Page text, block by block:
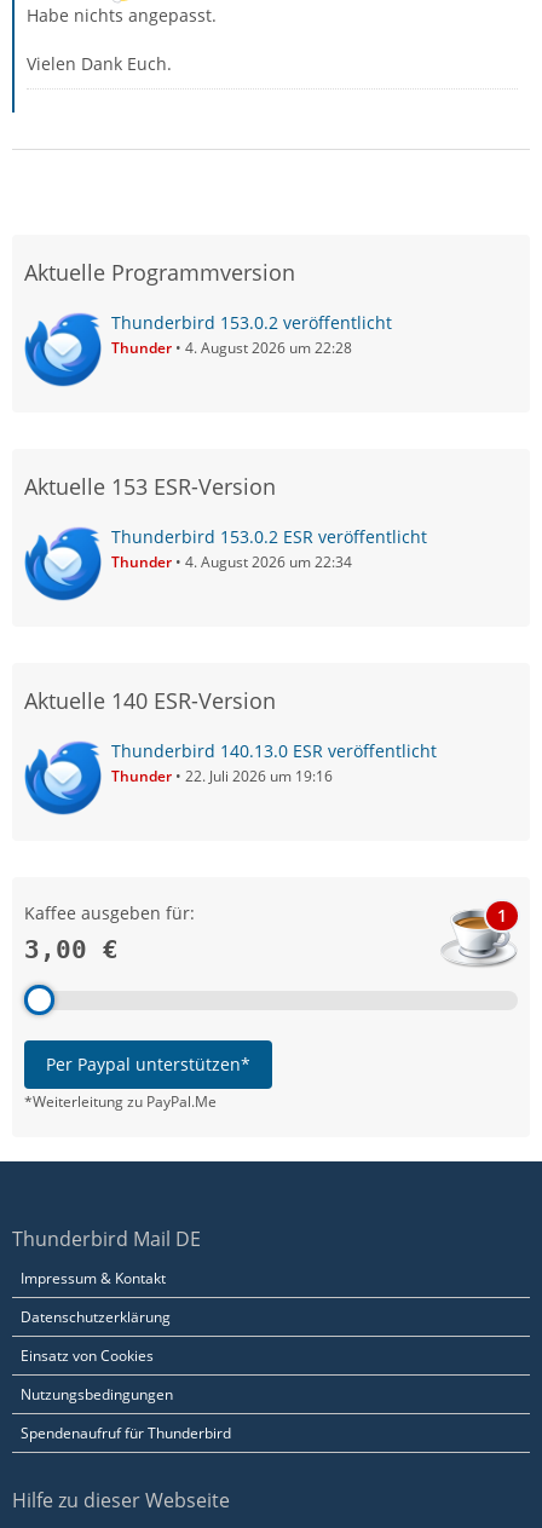
Habe nichts angepasst.
Vielen Dank Euch.
Aktuelle Programmversion
Thunderbird 153.0.2 veröffentlicht
Thunder 4. August 2026 um 22:28
Aktuelle 153 ESR-Version
Thunderbird 153.0.2 ESR veröffentlicht
Thunder 4. August 2026 um 22:34
Aktuelle 140 ESR-Version
Thunderbird 140.13.0 ESR veröffentlicht
Thunder 22. Juli 2026 um 19:16
Kaffee ausgeben für:
3,00 €
1
Per Paypal unterstützen*
*Weiterleitung zu PayPal.Me
Thunderbird Mail DE
Impressum & Kontakt
Datenschutzerklärung
Einsatz von Cookies
Nutzungsbedingungen
Spendenaufruf für Thunderbird
Hilfe zu dieser Webseite